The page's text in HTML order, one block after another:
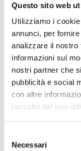
Questo sito web
Utilizziamo i
annunci, per
analizzare il nostro
informazioni sul
nostri partner che
pubblicità e social
con altre
raccolto dal suo
delNecessari
Monferrato
Mercato
Montegrosso
+39 0141 953052